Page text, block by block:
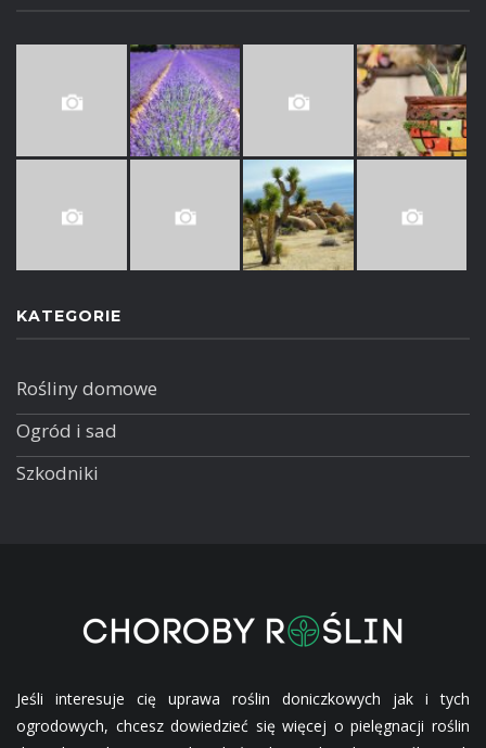
KATEGORIE
Rośliny domowe
Ogród i sad
Szkodniki
Jeśli interesuje cię uprawa roślin doniczkowych jak i tych
ogrodowych, chcesz dowiedzieć się więcej o pielęgnacji roślin